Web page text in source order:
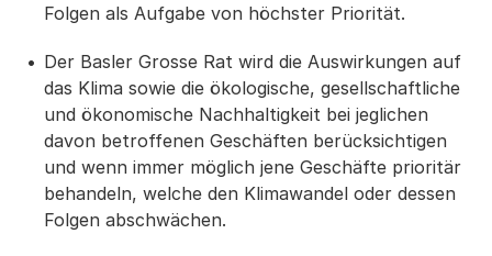
Folgen als Aufgabe von höchster Priorität.
Der Basler Grosse Rat wird die Auswirkungen auf
das Klima sowie die ökologische, gesellschaftliche
und ökonomische Nachhaltigkeit bei jeglichen
davon betroffenen Geschäften berücksichtigen
und wenn immer möglich jene Geschäfte prioritär
behandeln, welche den Klimawandel oder dessen
Folgen abschwächen.